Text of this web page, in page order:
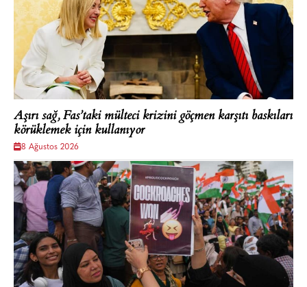
Aşırı sağ, Fas’taki mülteci krizini göçmen karşıtı baskıları
körüklemek için kullanıyor
8 Ağustos 2026